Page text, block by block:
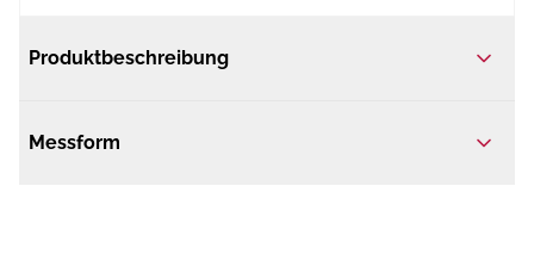
Produktbeschreibung
Messform